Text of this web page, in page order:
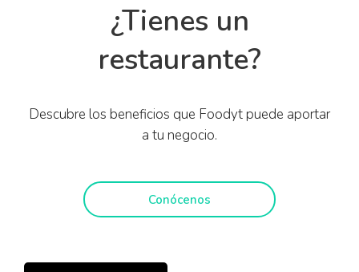
¿Tienes un
restaurante?
Descubre los beneficios que Foodyt puede aportar
a tu negocio.
Conócenos